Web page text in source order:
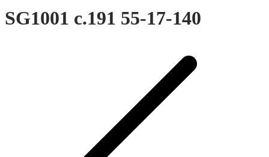
SG1001 c.191 55-17-140